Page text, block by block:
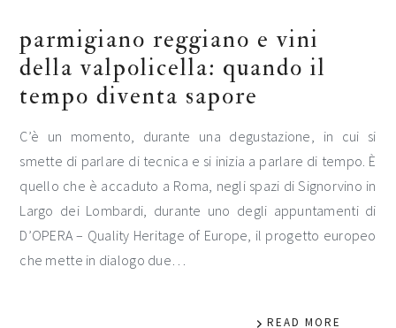
parmigiano reggiano e vini
della valpolicella: quando il
tempo diventa sapore
C’è un momento, durante una degustazione, in cui si
smette di parlare di tecnica e si inizia a parlare di tempo. È
quello che è accaduto a Roma, negli spazi di Signorvino in
Largo dei Lombardi, durante uno degli appuntamenti di
D’OPERA – Quality Heritage of Europe, il progetto europeo
che mette in dialogo due…
READ MORE